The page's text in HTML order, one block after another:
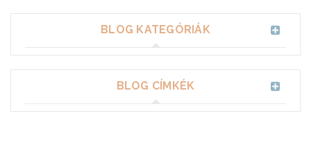
BLOG KATEGÓRIÁK
BLOG CÍMKÉK